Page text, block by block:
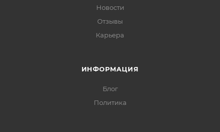
Новости
Отзывы
Карьера
ИНФОРМАЦИЯ
Блог
Политика